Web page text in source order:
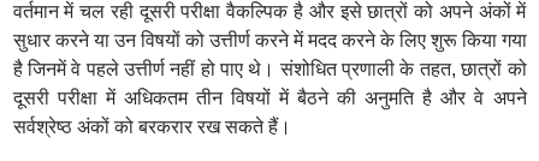
वर्तमान में चल रही दूसरी परीक्षा वैकल्पिक है और इसे छात्रों को अपने अंकों में
सुधार करने या उन विषयों को उत्तीर्ण करने में मदद करने के लिए शुरू किया गया
है जिनमें वे पहले उत्तीर्ण नहीं हो पाए थे। संशोधित प्रणाली के तहत, छात्रों को
दूसरी परीक्षा में अधिकतम तीन विषयों में बैठने की अनुमति है और वे अपने
सर्वश्रेष्ठ अंकों को बरकरार रख सकते हैं।